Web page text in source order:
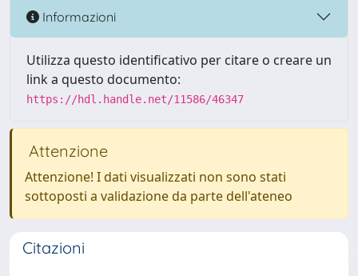
Informazioni
Utilizza questo identificativo per citare o creare un
link a questo documento:
https://hdl.handle.net/11586/46347
Attenzione
Attenzione! I dati visualizzati non sono stati
sottoposti a validazione da parte dell'ateneo
Citazioni